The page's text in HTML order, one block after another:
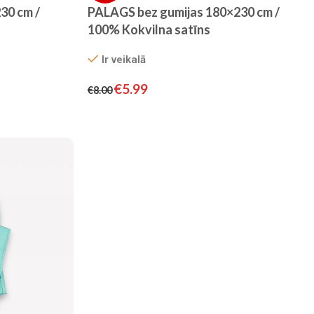
cm /
PALAGS bez gumijas 180×230 cm /
100% Kokvilna satīns
Ir veikalā
€8.00€5.99